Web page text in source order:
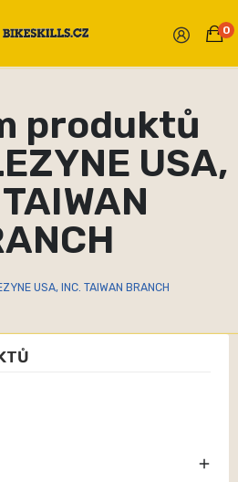
0
produktů
USA,
USA, INC. TAIWAN BRANCH
